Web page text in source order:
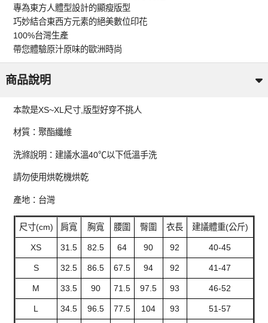
專為東方人體型設計的顯瘦版型
巧妙結合東西方元素的絕美數位印花
100%台灣生產
帶您體驗原汁原味的歐洲時尚
商品說明
本款是XS~XL尺寸,版型好穿不挑人
材質：聚酯纖維
洗滌說明：建議水溫40℃以下低溫手洗
請勿使用烘乾機烘乾
產地：台灣
尺寸(cm) 肩寬 胸寬 腰圍 臀圍 衣長 建議體重(公斤)
XS 31.5 82.5 64 90 92 40-45
S 32.5 86.5 67.5 94 92 41-47
M 33.5 90 71.5 97.5 93 46-52
L 34.5 96.5 77.5 104 93 51-57